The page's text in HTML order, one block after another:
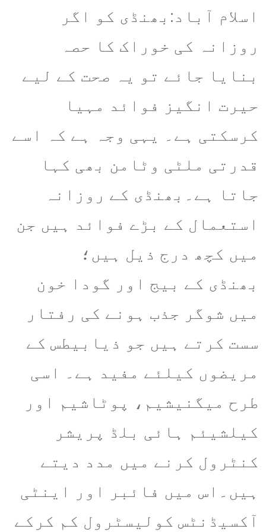
اسلام آباد:بھنڈی کو اگر
روزانہ کی خوراک کا حصہ
بنایا جائے تو یہ صحت کے لیے
حیرت انگیز فوائد مہیا
کرسکتی ہے۔ یہی وجہ ہے کہ اسے
قدرتی ملٹی وٹامن بھی کہا
جاتا ہے۔بھنڈی کے روزانہ
استعمال کے بڑے فوائد ہیں جن
میں کچھ درج ذیل ہیں؛
بھنڈی کے بیج اور گودا خون
میں شوگر جذب ہونے کی رفتار
سست کرتے ہیں جو ذیابیطس کے
مریضوں کیلئے مفید ہے۔ اسی
طرح میگنیشیم، پوٹاشیم اور
کیلشیئم ہائی بلڈ پریشر
کنٹرول کرنے میں مدد دیتے
ہیں۔اس میں فائبر اور اینٹی
آکسیڈنٹس کولیسٹرول کم کرکے